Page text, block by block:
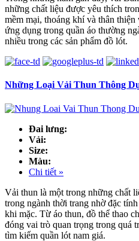
những chất liệu được yêu thích
mềm mại, thoáng khí và thân
ứng dụng trong quần áo thường
nhiều trong các sản phẩm đồ lót.
Những Loại Vải Thun Thông
Đai lưng:
Vải:
Size:
Màu:
Chi tiết »
Vải thun là một trong những chất
trong ngành thời trang nhờ đặc
khi mặc. Từ áo thun, đồ thể thao
đóng vai trò quan trọng trong quá
tìm kiếm quần lót nam giá.